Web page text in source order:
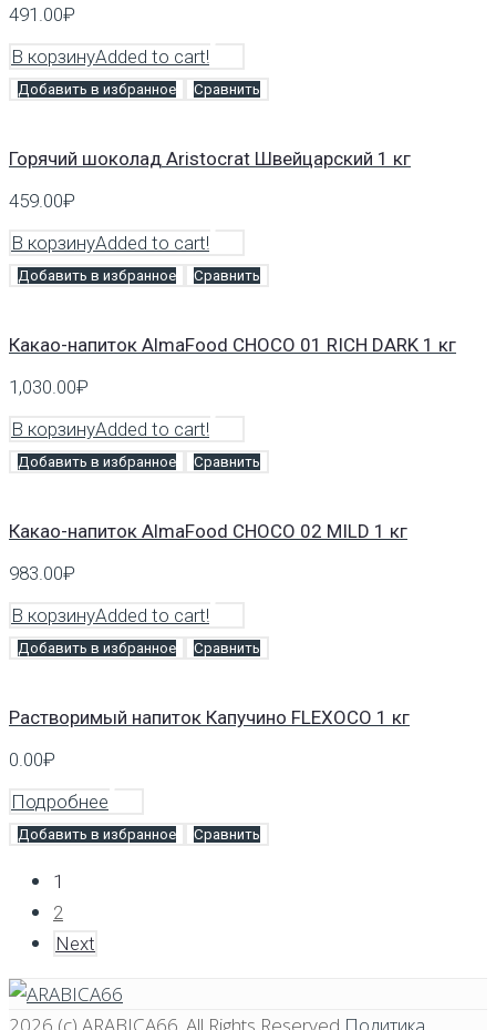
491.00₽
В корзинуAdded to cart!
Добавить в избранное Сравнить
Горячий шоколад Аristocrat Швейцарский 1 кг
459.00₽
В корзинуAdded to cart!
Добавить в избранное Сравнить
Какао-напиток AlmaFood CHOCO 01 RICH DARK 1 кг
1,030.00₽
В корзинуAdded to cart!
Добавить в избранное Сравнить
Какао-напиток AlmaFood CHOCO 02 MILD 1 кг
983.00₽
В корзинуAdded to cart!
Добавить в избранное Сравнить
Растворимый напиток Капучино FLEXOCO 1 кг
0.00₽
Подробнее
Добавить в избранное Сравнить
1
2
Next